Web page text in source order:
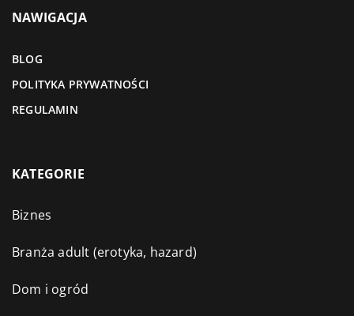
NAWIGACJA
BLOG
POLITYKA PRYWATNOŚCI
REGULAMIN
KATEGORIE
Biznes
Branża adult (erotyka, hazard)
Dom i ogród